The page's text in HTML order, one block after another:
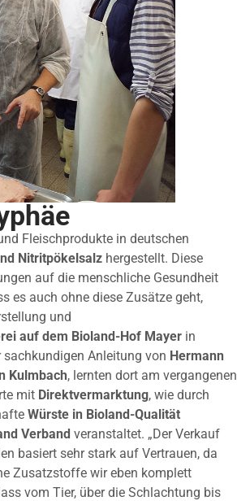
Fleischprodukte in deutschen
Nitritpökelsalz hergestellt. Diese
auf die menschliche Gesundheit
es auch ohne diese Zusätze geht,
und
auf dem Bioland-Hof Mayer in
sachkundigen Anleitung von Hermann
Kulmbach, lernten dort am vergangenen
mit Direktvermarktung, wie durch
Würste in Bioland-Qualität
Verband veranstaltet. „Der Verkauf
basiert sehr stark auf Vertrauen, da
Zusatzstoffe wir eben komplett
vom Tier, über die Schlachtung bis